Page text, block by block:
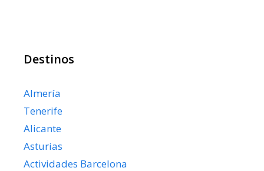
Destinos
Almería
Tenerife
Alicante
Asturias
Actividades Barcelona